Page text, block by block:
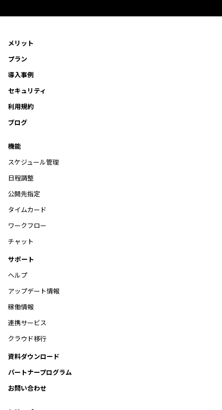
メリット
プラン
導入事例
セキュリティ
利用規約
ブログ
機能
スケジュール管理
日程調整
公開先指定
タイムカード
ワークフロー
チャット
サポート
ヘルプ
アップデート情報
稼働情報
連携サービス
クラウド移行
資料ダウンロード
パートナープログラム
お問い合わせ